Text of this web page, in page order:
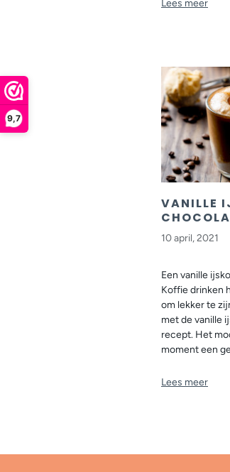
9,7
Lees meer
VANILLE
10 april, 2021
Een vanille
Koffie drinken
om lekker te
met de vanille
recept. Het
moment een
Lees meer